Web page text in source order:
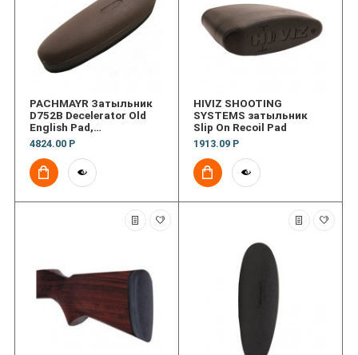
PACHMAYR Затыльник
D752B Decelerator Old
English Pad,
Коричневый, толщина
2см (0.8")
4824.00 Р
HIVIZ SHOOTING
SYSTEMS затыльник
Slip On Recoil Pad
1913.09 Р